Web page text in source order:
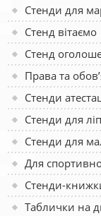
Стенди для
Стенд вітаємо
Стенд
Права та
Стенди
Стенди для
Стенди для
Для
Стенди-
Таблички на